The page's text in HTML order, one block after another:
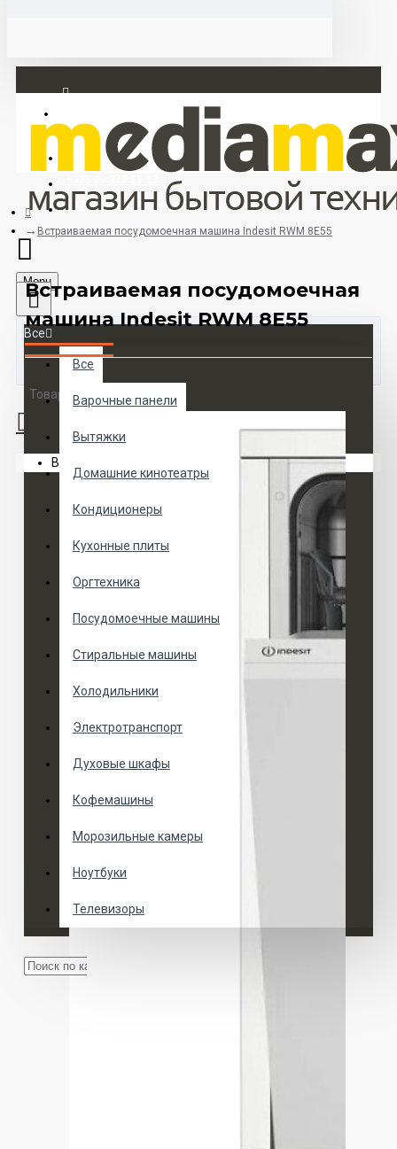
Регистрация
+375 33 673 17 31 (МТС)
Menu
Все
Все
Варочные панели
Вытяжки
Домашние кинотеатры
Кондиционеры
Кухонные плиты
Оргтехника
Посудомоечные машины
Стиральные машины
Холодильники
Электротранспорт
Духовые шкафы
Кофемашины
Морозильные камеры
Ноутбуки
Телевизоры
Товаров 0 (0 руб.)
Ваша корзина пуста!
Встраиваемая посудомоечная машина Indesit RWM 8E55
Встраиваемая посудомоечная
машина Indesit RWM 8E55